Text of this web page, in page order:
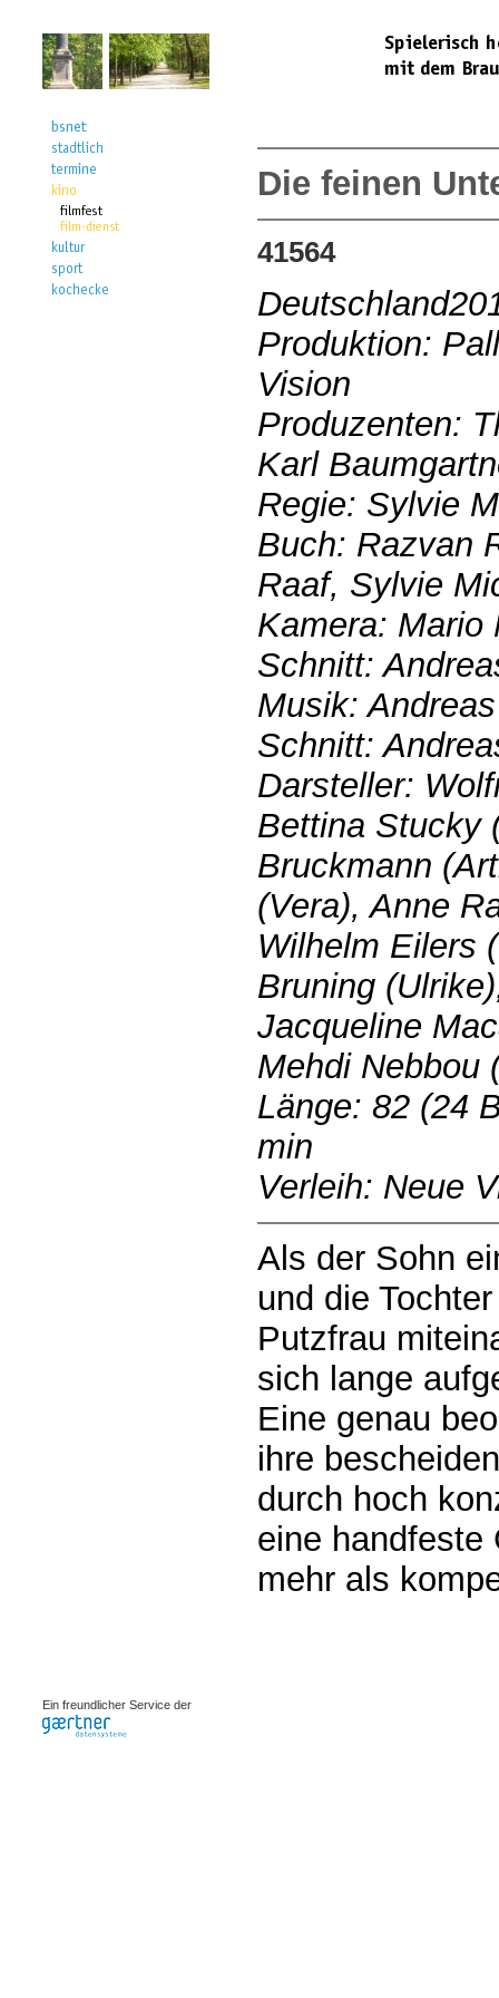
Die feinen
41564
Produktion:
Vision
Produzenten:
Karl
Regie: Sylvie
Buch: Razvan
Raaf, Sylvie
Kamera: Mario
Schnitt:
Musik:
Schnitt:
Darsteller:
Bettina Stucky
Bruckmann
(Vera), Anne
Wilhelm Eilers
Bruning
Jacqueline
Mehdi Nebbou
Länge: 82 (24
min
Verleih: Neue
Als der Sohn
und die
Putzfrau
sich lange
Eine genau
ihre
durch hoch
eine handfeste
mehr als
Ein freundlicher Service der